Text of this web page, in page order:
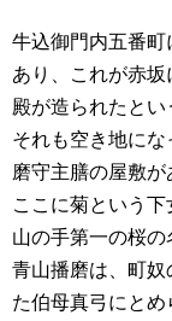
牛込御門内五番
あり、これが赤
殿が造られたとい
それも空き地に
磨守主膳の屋敷が
ここに菊という下
山の手第一の桜
青山播磨は、町
た伯母真弓にとめ